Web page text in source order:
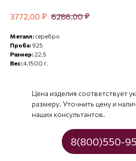
3772,00 ₽ 6286,00 ₽
Металл: серебро
Проба: 925
Размер:22,5
Вес:4,1500 г.
Цена изделия соответствует
размеру. Уточнить цену и
наших консультантов.
8(800)550-